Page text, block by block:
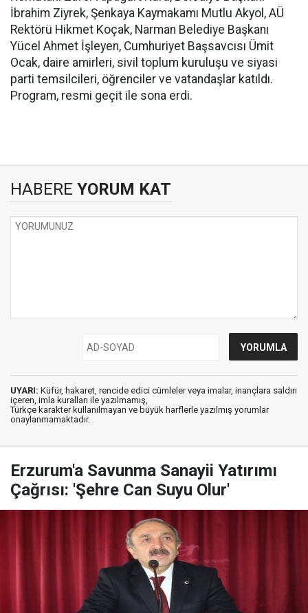
İbrahim Ziyrek, Şenkaya Kaymakamı Mutlu Akyol, AÜ
Rektörü Hikmet Koçak, Narman Belediye Başkanı
Yücel Ahmet İşleyen, Cumhuriyet Başsavcısı Ümit
Ocak, daire amirleri, sivil toplum kuruluşu ve siyasi
parti temsilcileri, öğrenciler ve vatandaşlar katıldı.
Program, resmi geçit ile sona erdi.
HABERE YORUM KAT
UYARI: Küfür, hakaret, rencide edici cümleler veya imalar, inançlara saldırı
içeren, imla kuralları ile yazılmamış,
Türkçe karakter kullanılmayan ve büyük harflerle yazılmış yorumlar
onaylanmamaktadır.
Erzurum'a Savunma Sanayii Yatırımı
Çağrısı: 'Şehre Can Suyu Olur'